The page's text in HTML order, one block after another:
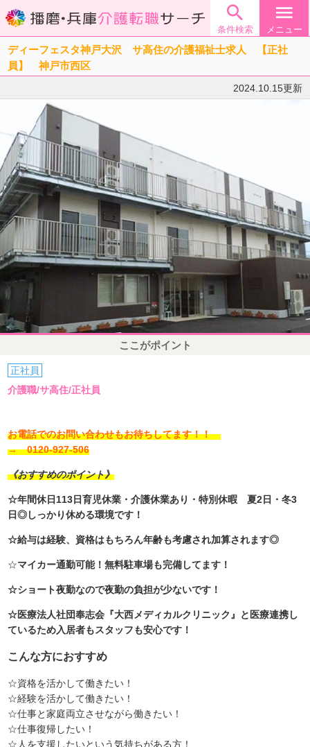

条件検索
menu
メニュー
ディーフェスタ神戸大沢 サ高住の介護福祉士求人 【正社
員】 神戸市西区
2024.10.15更新
ここがポイント
正社員
介護職/サ高住/正社員
お電話でのお問い合わせもお待ちしてます！！
→ 0120-927-506
《おすすめのポイント》
☆年間休日113日育児休業・介護休業あり・特別休暇 夏2日・冬3
日◎しっかり休める環境です！
☆給与は経験、資格はもちろん年齢も考慮され加算されます◎
☆マイカー通勤可能！無料駐車場も完備してます！
☆ショート夜勤なので夜勤の負担が少ないです！
☆医療法人社団奉志会『大西メディカルクリニック』と医療連携し
ているため入居者もスタッフも安心です！
こんな方におすすめ
☆資格を活かして働きたい！
☆経験を活かして働きたい！
☆仕事と家庭両立させながら働きたい！
☆仕事復帰したい！
☆人を支援したいという気持ちがある方！